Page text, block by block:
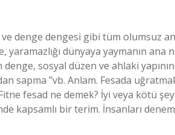
denge dengesi gibi tüm olumsuz
yaramazlığı dünyaya yaymanın ana
sosyal düzen ve ahlaki yapının
sapma ”vb. Anlam. Fesada
fesad ne demek? İyi veya kötü
kapsamlı bir terim. İnsanları